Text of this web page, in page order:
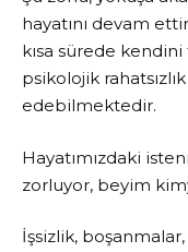
hayatını devam
kısa sürede
psikolojik
edebilmektedir.
Hayatımızdaki
zorluyor, beyim
İşsizlik,